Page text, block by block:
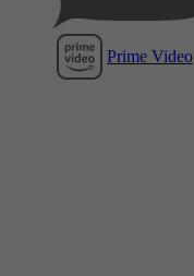
Prime Video